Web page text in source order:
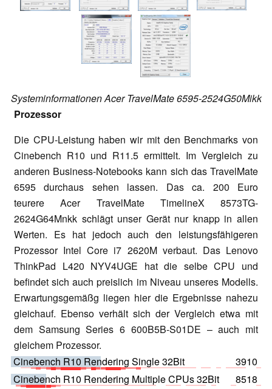
Systeminformationen Acer TravelMate 6595-2524G50Mikk
Prozessor
Die CPU-Leistung haben wir mit den Benchmarks von
Cinebench R10 und R11.5 ermittelt. Im Vergleich zu
anderen Business-Notebooks kann sich das TravelMate
6595 durchaus sehen lassen. Das ca. 200 Euro
teurereAcer TravelMate TimelineX 8573TG-
2624G64Mnkk schlägt unser Gerät nur knapp in allen
Werten. Es hat jedoch auch den leistungsfähigeren
Prozessor Intel Core i7 2620Mverbaut. Das Lenovo
ThinkPad L420 NYV4UGE hat die selbe CPU und
befindet sich auch preislich im Niveau unseres Modells.
Erwartungsgemäßg liegen hier die Ergebnisse nahezu
gleichauf. Ebenso verhält sich der Vergleich etwa mit
dem Samsung Series 6 600B5B-S01DE – auch mit
gleichem Prozessor.
Cinebench R10 Rendering Single 32Bit
3910
Cinebench R10 Rendering Multiple CPUs 32Bit
8518